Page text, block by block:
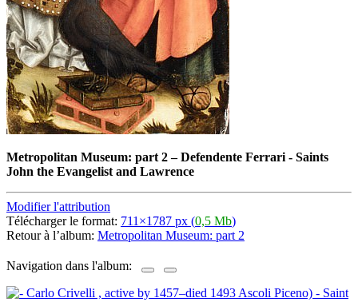
Metropolitan Museum: part 2–Defendente Ferrari - Saints
John the Evangelist and Lawrence
Modifier l'attribution
Télécharger le format: 711×1787 px (0,5 Mb)
Retour à l’album: Metropolitan Museum: part 2
Navigation dans l'album: